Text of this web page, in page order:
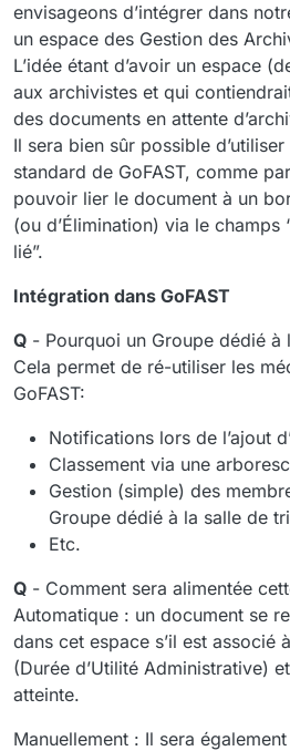
envisageons d’intégrer dans
un espace des Gestion des
L’idée étant d’avoir un espace
aux archivistes et qui
des documents en attente
Il sera bien sûr possible
standard de GoFAST, comme
pouvoir lier le document à un
(ou d’Élimination) via le champs
lié”.
Intégration dans GoFAST
Q - Pourquoi un Groupe dédié à
Cela permet de ré-utiliser les
GoFAST:
Notifications lors de l’ajout
Classement via une
Gestion (simple) des
Groupe dédié à la salle de
Etc.
Q - Comment sera alimentée
Automatique : un document se
dans cet espace s’il est associé
(Durée d’Utilité Administrative)
atteinte.
Manuellement : Il sera